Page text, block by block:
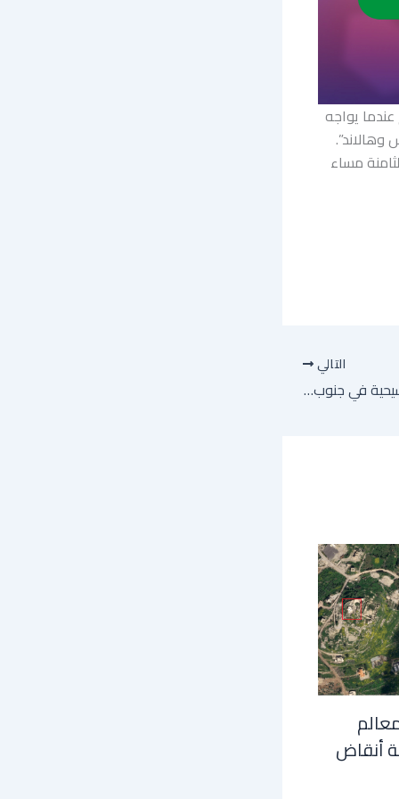
كأس العالم 2026 لكرة القدم عندما يواجه
وهالاند”.
ابتداء من الساعة الثامنة مساء
التالي
نتانياهو يزعم أن قرى مسيحية في جنوب لبنان طلبت الانضمام إلى إسرائيل
أنقاض